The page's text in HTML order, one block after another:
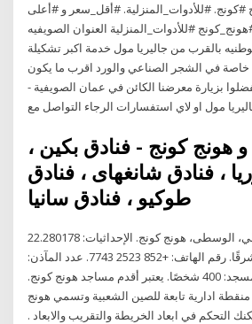
#كونج. #للأدوات_المنزلية. #أقل_سعر و #أعلى
#للأدوات_المنزلية العنوان الصويفيه
بالقرب من جاليريا مول خدمة اكبر تشكيلة
في الشجر الصناعي والورد اقرب ما يكون
99.9% تفضلوا بزيارة معرضنا الكائن في عمان الصويفية -
مول او لاي استفسارات الرجاء التواصل مع
هونج كونج - فنادق بكين ،
، فنادق شانغهاى ، فنادق
طوكيو ، فنادق سانيا
العنوان: 30 شارع شيلي، الوسطى، هونج كونج. الإحداثيات: 22.280178
شمالًا، 114.151844 شرقًا. رقم الهاتف: +852 2523 7743. عدد المآذن:
مئذنة واحدة. سعة المسجد: 400 شخصًا. يعتبر أقدم مساجد هونج كونج.
ادارية تابعة للصين الشعبية وتسمي هونج
التحكم في ابعاد الخريطة والتقريب والابعاد .